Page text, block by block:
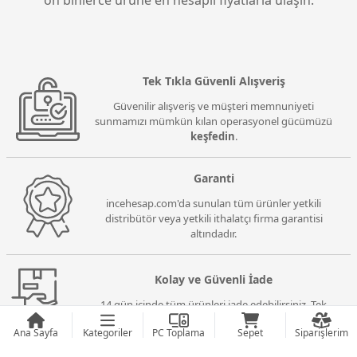
Ana Sayfa Kategoriler PC Toplama Sepet Siparişlerim
Tek Tıkla Güvenli Alışveriş
Güvenilir alışveriş ve müşteri memnuniyeti
sunmamızı mümkün kılan operasyonel gücümüzü
keşfedin.
Garanti
incehesap.com'da sunulan tüm ürünler yetkili
distribütör veya yetkili ithalatçı firma garantisi
altındadır.
Kolay ve Güvenli İade
14 gün içinde tüm ürünleri iade edebilirsiniz. Tek
iade koşullarına uygun olması.